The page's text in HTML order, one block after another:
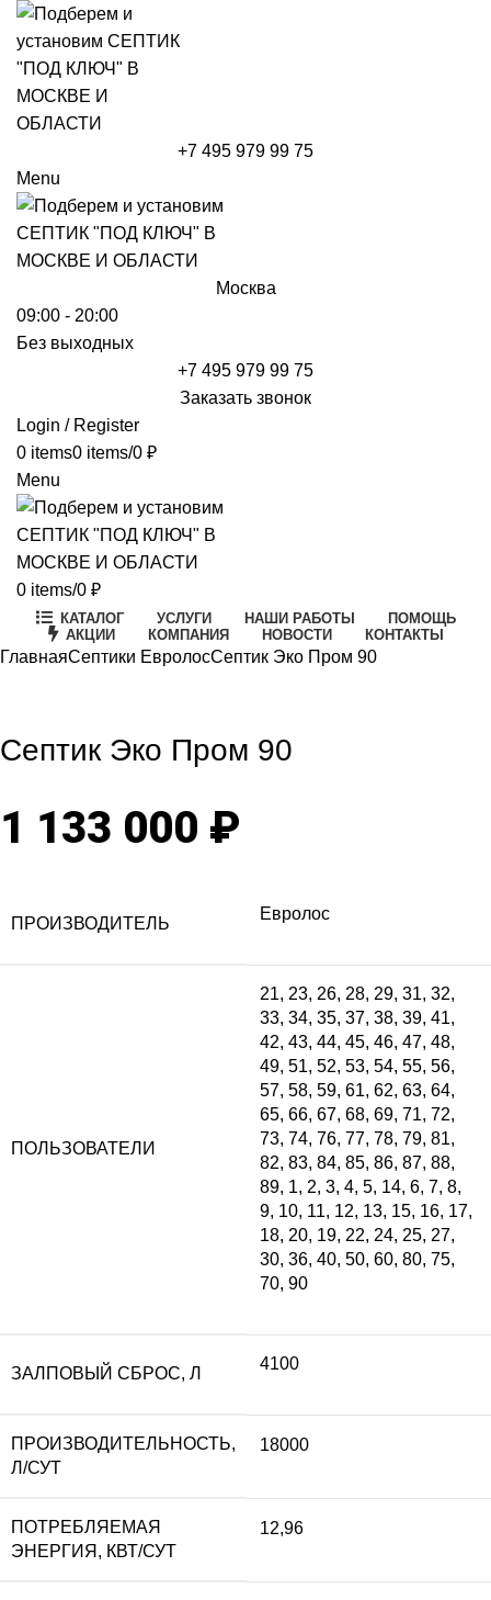
+7 495 979 99 75
Menu
Москва
09:00 - 20:00
Без выходных
+7 495 979 99 75
Заказать звонок
Login / Register
0 items0 items/0 ₽
Menu
0 items/0 ₽
КАТАЛОГ УСЛУГИ НАШИ РАБОТЫ
ПОМОЩЬ
АКЦИИ
КОМПАНИЯ НОВОСТИ КОНТАКТЫ
ГлавнаяСептики ЕвролосСептик Эко Пром 90
Септик Эко Пром 90
1 133 000 ₽
ПРОИЗВОДИТЕЛЬ
Евролос
ПОЛЬЗОВАТЕЛИ
21, 23, 26, 28, 29, 31, 32,
33, 34, 35, 37, 38, 39, 41,
42, 43, 44, 45, 46, 47, 48,
49, 51, 52, 53, 54, 55, 56,
57, 58, 59, 61, 62, 63, 64,
65, 66, 67, 68, 69, 71, 72,
73, 74, 76, 77, 78, 79, 81,
82, 83, 84, 85, 86, 87, 88,
89, 1, 2, 3, 4, 5, 14, 6, 7, 8,
9, 10, 11, 12, 13, 15, 16, 17,
18, 20, 19, 22, 24, 25, 27,
30, 36, 40, 50, 60, 80, 75,
70, 90
ЗАЛПОВЫЙ СБРОС, Л
4100
ПРОИЗВОДИТЕЛЬНОСТЬ,
Л/СУТ
18000
ПОТРЕБЛЯЕМАЯ
ЭНЕРГИЯ, КВТ/СУТ
12,96